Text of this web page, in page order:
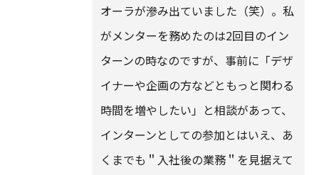
オーラが滲み出ていました（笑）。私
がメンターを務めたのは2回目のイン
ターンの時なのですが、事前に「デザ
イナーや企画の方などともっと関わる
時間を増やしたい」と相談があって、
インターンとしての参加とはいえ、あ
くまでも＂入社後の業務＂を見据えて